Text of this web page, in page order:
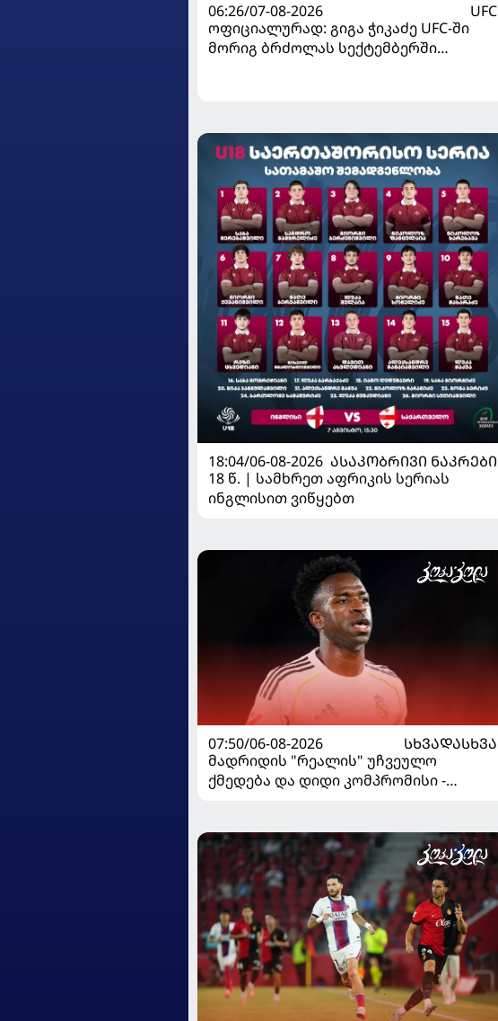
06:26/07-08-2026
UFC
ოფიციალურად: გიგა ჭიკაძე UFC-ში
მორიგ ბრძოლას სექტემბერში
18:04/06-08-2026 ᲐᲡᲐᲙᲝᲑᲠᲘᲕᲘ ᲜᲐᲙᲠᲔᲑᲘ
18 წ. | სამხრეთ აფრიკის სერიას
ინგლისით ვიწყებთ
07:50/06-08-2026
ᲡᲮᲕᲐᲓᲐᲡᲮᲕᲐ
მადრიდის "რეალის" უჩვეულო
ქმედება და დიდი კომპრომისი -